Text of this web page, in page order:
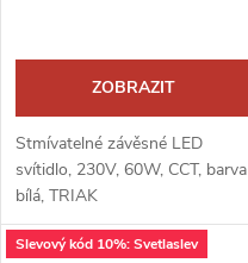
ZOBRAZIT
Stmívatelné závěsné LED
svítidlo, 230V, 60W, CCT, barva
bílá, TRIAK
Slevový kód 10%: Svetlaslev